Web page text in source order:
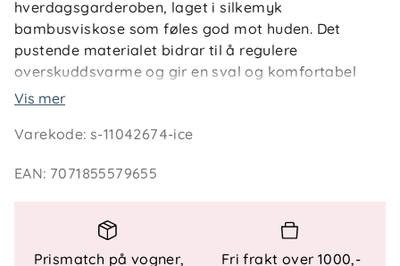
hverdagsgarderoben, laget i silkemyk
bambusviskose som føles god mot huden. Det
pustende materialet bidrar til å regulere
overskuddsvarme og gir en sval og komfortabel
følelse gjennom hele dagen. Det helprintede
og gjør heldressen like fin alene som under andre
egnet for sart barnehud, også for barn med allergi
eller tendens til hudirritasjoner. Materialet
Vis mer
Varekode:s-11042674-ice
EAN: 7071855579655
Prismatch på vogner,
Fri frakt over 1000,-